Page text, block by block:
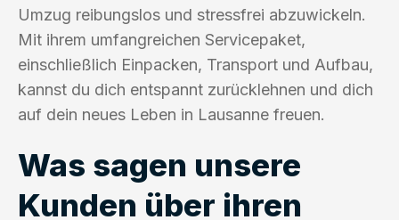
Umzug reibungslos und stressfrei abzuwickeln.
Mit ihrem umfangreichen Servicepaket,
einschließlich Einpacken, Transport und Aufbau,
kannst du dich entspannt zurücklehnen und dich
auf dein neues Leben in Lausanne freuen.
Was sagen unsere
Kunden über ihren